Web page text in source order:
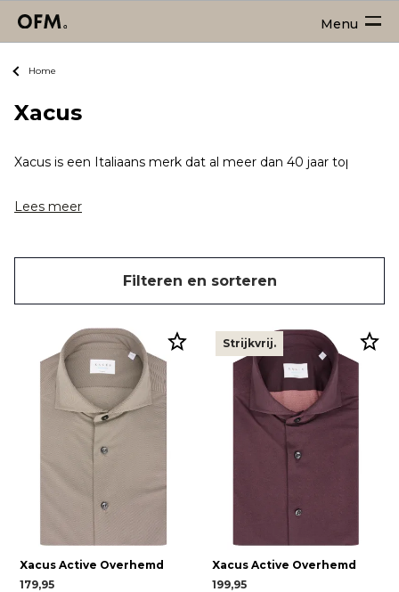
Menu
Home
Xacus
Xacus is een Italiaans merk dat al meer dan 40 jaar
Lees meer
Filteren en sorteren
Xacus Active Overhemd
179,95
Strijkvrij.
Xacus Active Overhemd
199,95